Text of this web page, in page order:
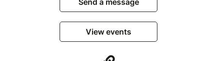
Send a message
View events